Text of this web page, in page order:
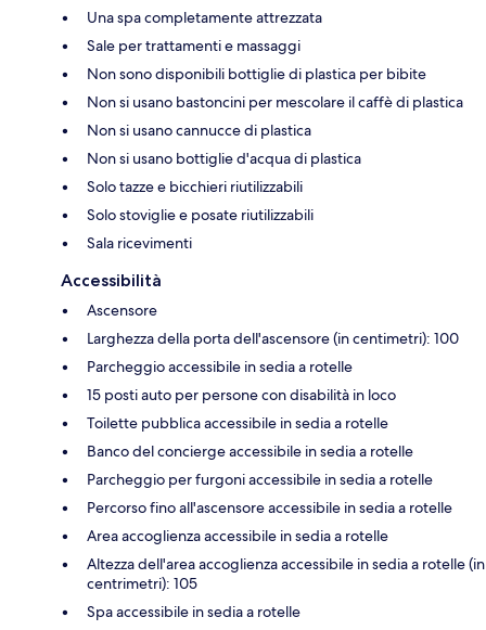
Una spa completamente attrezzata
Sale per trattamenti e massaggi
Non sono disponibili bottiglie di plastica per bibite
Non si usano bastoncini per mescolare il caffè di plastica
Non si usano cannucce di plastica
Non si usano bottiglie d'acqua di plastica
Solo tazze e bicchieri riutilizzabili
Solo stoviglie e posate riutilizzabili
Sala ricevimenti
Accessibilità
Ascensore
Larghezza della porta dell'ascensore (in centimetri): 100
Parcheggio accessibile in sedia a rotelle
15 posti auto per persone con disabilità in loco
Toilette pubblica accessibile in sedia a rotelle
Banco del concierge accessibile in sedia a rotelle
Parcheggio per furgoni accessibile in sedia a rotelle
Percorso fino all'ascensore accessibile in sedia a rotelle
Area accoglienza accessibile in sedia a rotelle
Altezza dell'area accoglienza accessibile in sedia a rotelle (in
centrimetri): 105
Spa accessibile in sedia a rotelle